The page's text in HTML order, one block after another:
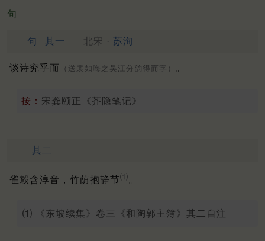
句
句 其一 北宋 · 苏洵
谈诗究乎而 （送裴如晦之吴江分韵得而字） 。
按： 宋龚颐正《芥隐笔记》
其二
雀鷇含淳音，竹荫抱静节⑴ 。
⑴ 《东坡续集》卷三《和陶郭主簿》其二自注